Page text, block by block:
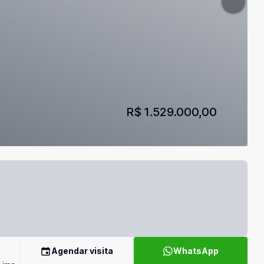
R$ 1.529.000,00
Agendar visita WhatsApp